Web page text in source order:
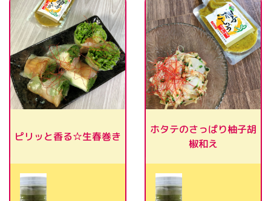
ピリッと香る☆生春巻き
ホタテのさっぱり柚子胡
椒和え